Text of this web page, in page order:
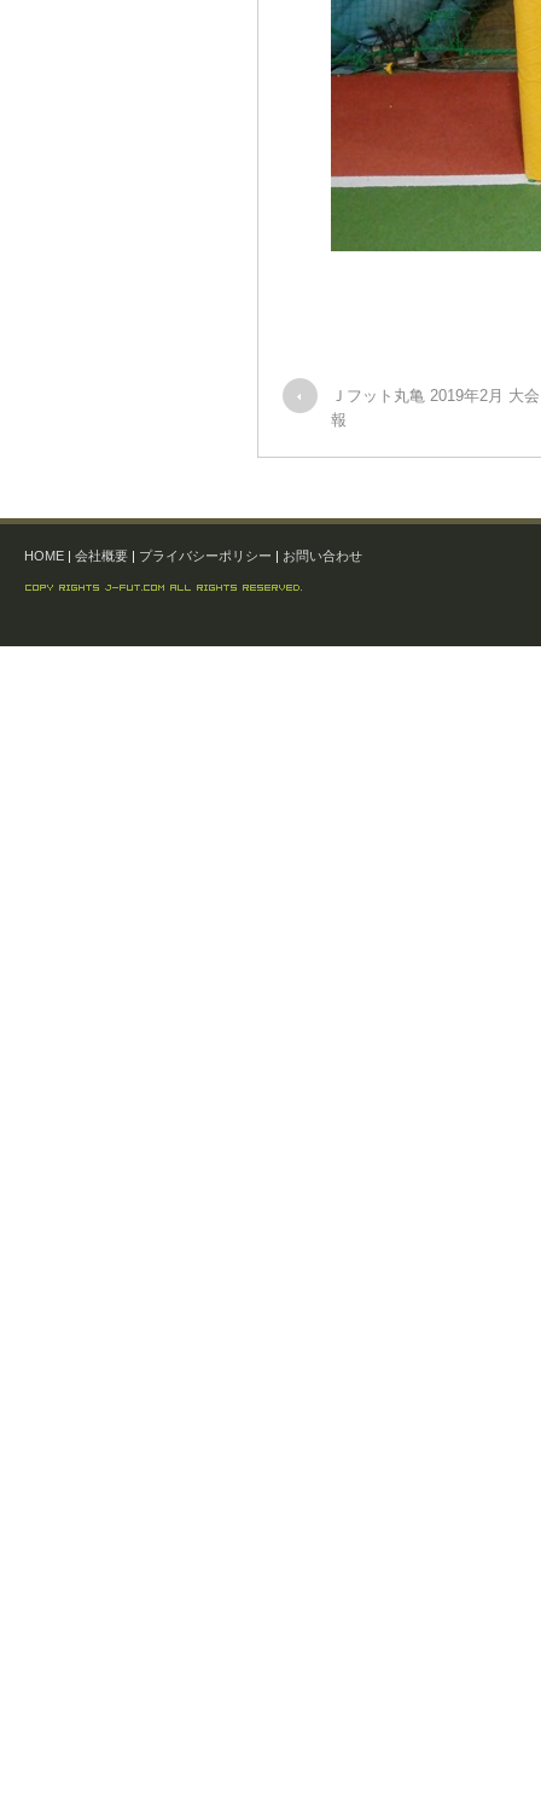
Ｊフット丸亀 2019年2月 大
報
HOME | 会社概要 | プライバシーポリシー | お問い合わせ